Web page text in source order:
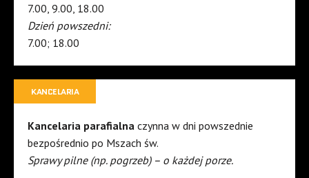
7.00, 9.00, 18.00
Dzień powszedni:
7.00; 18.00
KANCELARIA
Kancelaria parafialna czynna w dni powszednie
bezpośrednio po Mszach św.
Sprawy pilne (np. pogrzeb) – o każdej porze.